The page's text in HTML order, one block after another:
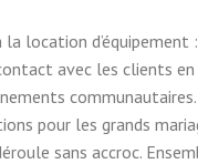
location d’équipement :
avec les clients en
pour les grands
sans accroc.